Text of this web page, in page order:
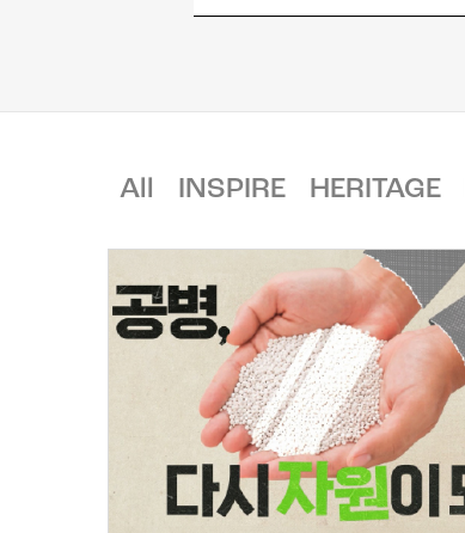
All INSPIRE HERITAGE